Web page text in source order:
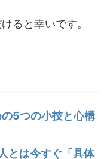
ると幸いです。
5つの小技と心構
とは今すぐ「具体